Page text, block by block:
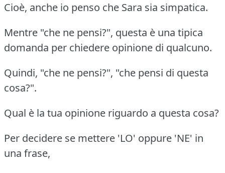
Cioè, anche io penso che Sara sia simpatica.
Mentre "che ne pensi?", questa è una tipica
domanda per chiedere opinione di qualcuno.
Quindi, "che ne pensi?", "che pensi di questa
cosa?".
Qual è la tua opinione riguardo a questa cosa?
Per decidere se mettere 'LO' oppure 'NE' in
una frase,